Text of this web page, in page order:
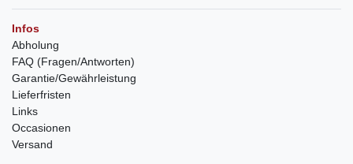
Infos
Abholung
FAQ (Fragen/Antworten)
Garantie/Gewährleistung
Lieferfristen
Links
Occasionen
Versand